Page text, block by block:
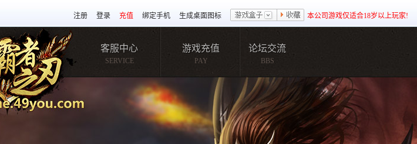
本公司游戏仅适合18岁以上玩家!
注册 登录 充值 绑定手机 生成桌面图标
客服中心
SERVICE
游戏充值
PAY
论坛交流
BBS